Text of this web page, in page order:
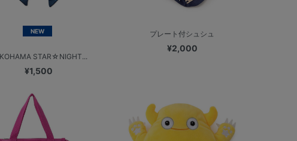
NEW
STAR☆NIGHT...
¥1,500
プレート付シュシュ
¥2,000